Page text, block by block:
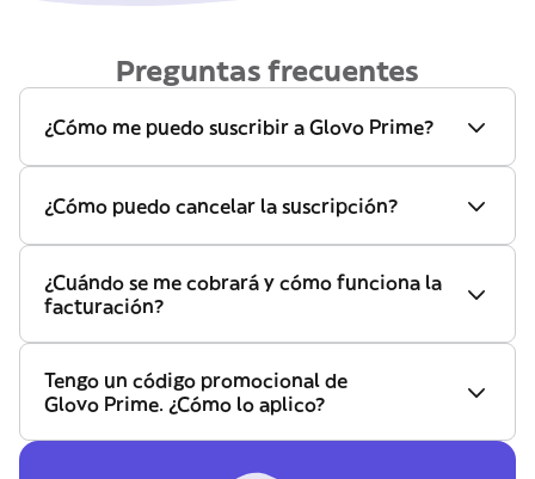
Preguntas frecuentes
¿Cómo me puedo suscribir a Glovo Prime?
¿Cómo puedo cancelar la suscripción?
¿Cuándo se me cobrará y cómo funciona la
facturación?
Tengo un código promocional de
Glovo Prime. ¿Cómo lo aplico?